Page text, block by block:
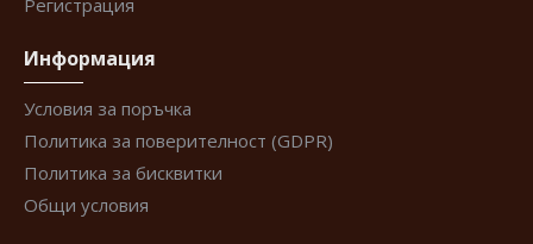
Регистрация
Информация
Условия за поръчка
Политика за поверителност (GDPR)
Политика за бисквитки
Общи условия